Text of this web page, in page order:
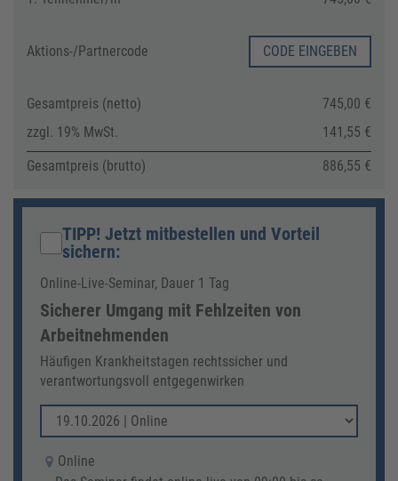
Aktions-/Partnercode CODE EINGEBEN
Gesamtpreis (netto)
745,00 €
zzgl. 19% MwSt.
141,55 €
Gesamtpreis (brutto)
886,55 €
TIPP! Jetzt mitbestellen und Vorteil
sichern:
Online-Live-Seminar, Dauer 1 Tag
Sicherer Umgang mit Fehlzeiten von
Arbeitnehmenden
Häufigen Krankheitstagen rechtssicher und
verantwortungsvoll entgegenwirken
Online